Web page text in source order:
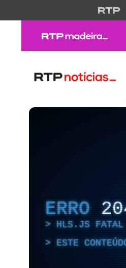
ERRO
HLS.JS FATAL
ESTE